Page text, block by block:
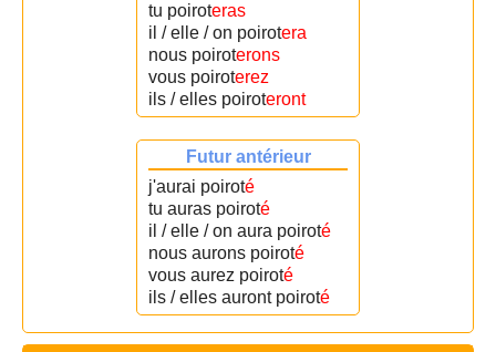
tu poiroteras
il / elle / on poirotera
nous poiroterons
vous poiroterez
ils / elles poiroteront
Futur antérieur
j'aurai poiroté
tu auras poiroté
il / elle / on aura poiroté
nous aurons poiroté
vous aurez poiroté
ils / elles auront poiroté